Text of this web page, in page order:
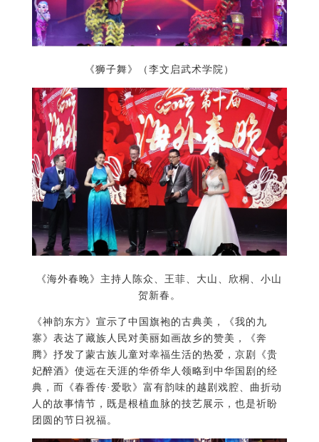
《狮子舞》（李文启武术学院）
《海外春晚》主持人陈众、王菲、大山、欣桐、小山
贺新春。
《神韵东方》宣示了中国旗袍的古典美，《我的九
寨》表达了藏族人民对美丽如画故乡的赞美，《奔
腾》抒发了蒙古族儿童对幸福生活的热爱， 京剧《贵
妃醉酒》使远在天涯的华侨华人领略到中华国剧的经
典，而
《春香传·爱歌》富有韵味的越剧戏腔、曲折动
人的故事情节，既是根植血脉的技艺展示，也是祈盼
团圆的节 日祝福。